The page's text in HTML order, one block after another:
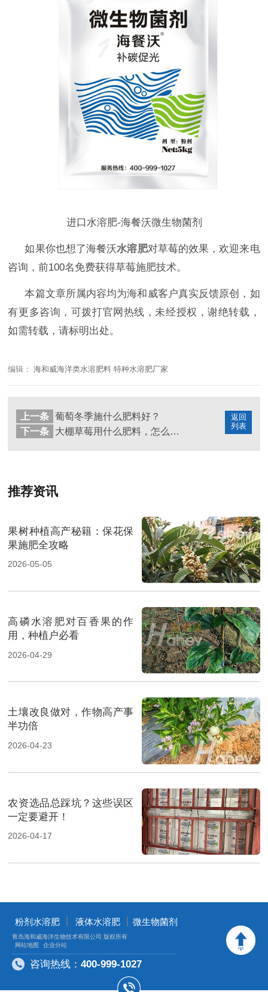
进口水溶肥-海餐沃微生物菌剂
如果你也想了海餐沃水溶肥对草莓的效果，欢迎来电
咨询，前100名免费获得草莓施肥技术。
本篇文章所属内容均为海和威客户真实反馈原创，如
有更多咨询，可拨打官网热线，未经授权，谢绝转载，
如需转载，请标明出处。
编辑：海和威海洋类水溶肥料 特种水溶肥厂家
返回
列表
上一条
葡萄冬季施什么肥料好？
下一条
大棚草莓用什么肥料，怎么施肥好？
推荐资讯
果树种植高产秘籍：保花保
果施肥全攻略
2026-05-05
高磷水溶肥对百香果的作
用，种植户必看
2026-04-29
土壤改良做对，作物高产事
半功倍
2026-04-23
农资选品总踩坑？这些误区
一定要避开！
2026-04-17
粉剂水溶肥 液体水溶肥 丨微生物菌剂
青岛海和威海洋生物技术有限公司 版权所有
网站地图
企业分站
咨询热线：400-999-1027